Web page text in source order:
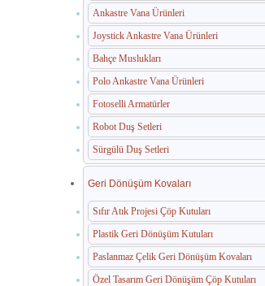
Ankastre Vana Ürünleri
Joystick Ankastre Vana Ürünleri
Bahçe Muslukları
Polo Ankastre Vana Ürünleri
Fotoselli Armatürler
Robot Duş Setleri
Sürgülü Duş Setleri
Geri Dönüşüm Kovaları
Sıfır Atık Projesi Çöp Kutuları
Plastik Geri Dönüşüm Kutuları
Paslanmaz Çelik Geri Dönüşüm Kovaları
Özel Tasarım Geri Dönüşüm Çöp Kutuları